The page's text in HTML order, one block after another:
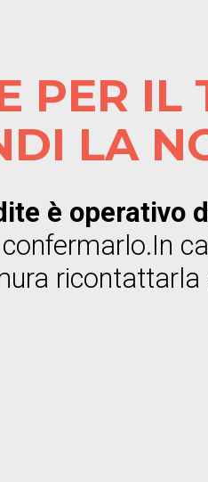
PER IL
LA
è operativo
confermarlo.In